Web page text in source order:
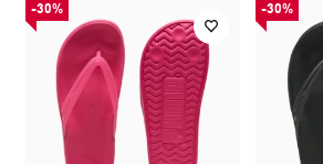
-30% -30%